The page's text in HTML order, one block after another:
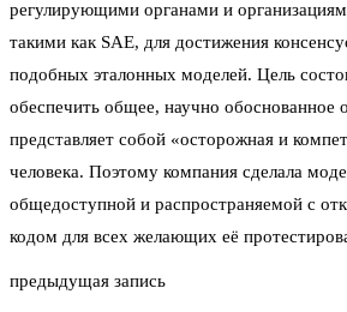
регулирующими органами и
такими как SAE, для достижения
подобных эталонных моделей. Цель
обеспечить общее, научно обоснованное
представляет собой «осторожная и
человека. Поэтому компания сделала
общедоступной и распространяемой с
кодом для всех желающих её
предыдущая запись